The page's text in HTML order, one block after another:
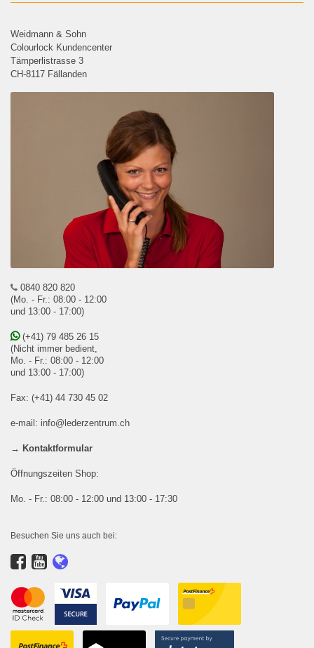
Weidmann & Sohn
Colourlock Kundencenter
Tämperlistrasse 3
CH-8117 Fällanden
0840 820 820
(Mo. - Fr.: 08:00 - 12:00
und 13:00 - 17:00)
(+41) 79 485 26 15
(Nicht immer bedient,
Mo. - Fr.: 08:00 - 12:00
und 13:00 - 17:00)
Fax: (+41) 44 730 45 02
e-mail: info@lederzentrum.ch
→ Kontaktformular
Öffnungszeiten Shop:
Mo. - Fr.: 08:00 - 12:00 und 13:00 - 17:30
Besuchen Sie uns auch bei: